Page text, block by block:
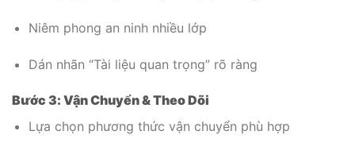
Niêm phong an ninh nhiều lớp
Dán nhãn “Tài liệu quan trọng” rõ ràng
Bước 3: Vận Chuyển & Theo Dõi
Lựa chọn phương thức vận chuyển phù hợp